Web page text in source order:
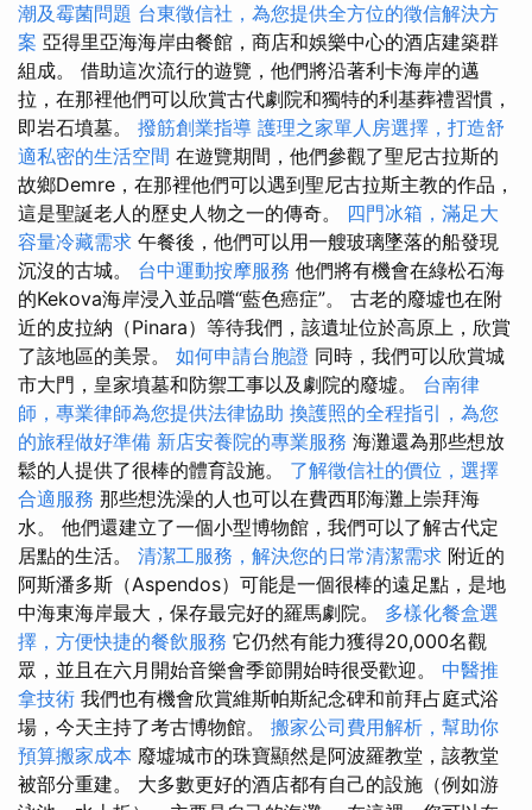
潮及霉菌問題 台東徵信社，為您提供全方位的徵信解決方
案 亞得里亞海海岸由餐館，商店和娛樂中心的酒店建築群
組成。 借助這次流行的遊覽，他們將沿著利卡海岸的邁
拉，在那裡他們可以欣賞古代劇院和獨特的利基葬禮習慣，
即岩石墳墓。 撥筋創業指導 護理之家單人房選擇，打造舒
適私密的生活空間 在遊覽期間，他們參觀了聖尼古拉斯的
故鄉Demre，在那裡他們可以遇到聖尼古拉斯主教的作品，
這是聖誕老人的歷史人物之一的傳奇。 四門冰箱，滿足大
容量冷藏需求 午餐後，他們可以用一艘玻璃墜落的船發現
沉沒的古城。 台中運動按摩服務 他們將有機會在綠松石海
的Kekova海岸浸入並品嚐“藍色癌症”。 古老的廢墟也在附
近的皮拉納（Pinara）等待我們，該遺址位於高原上，欣賞
了該地區的美景。 如何申請台胞證 同時，我們可以欣賞城
市大門，皇家墳墓和防禦工事以及劇院的廢墟。 台南律
師，專業律師為您提供法律協助 換護照的全程指引，為您
的旅程做好準備 新店安養院的專業服務 海灘還為那些想放
鬆的人提供了很棒的體育設施。 了解徵信社的價位，選擇
合適服務 那些想洗澡的人也可以在費西耶海灘上崇拜海
水。 他們還建立了一個小型博物館，我們可以了解古代定
居點的生活。 清潔工服務，解決您的日常清潔需求 附近的
阿斯潘多斯（Aspendos）可能是一個很棒的遠足點，是地
中海東海岸最大，保存最完好的羅馬劇院。 多樣化餐盒選
擇，方便快捷的餐飲服務 它仍然有能力獲得20,000名觀
眾，並且在六月開始音樂會季節開始時很受歡迎。 中醫推
拿技術 我們也有機會欣賞維斯帕斯紀念碑和前拜占庭式浴
場，今天主持了考古博物館。 搬家公司費用解析，幫助你
預算搬家成本 廢墟城市的珠寶顯然是阿波羅教堂，該教堂
被部分重建。 大多數更好的酒店都有自己的設施（例如游